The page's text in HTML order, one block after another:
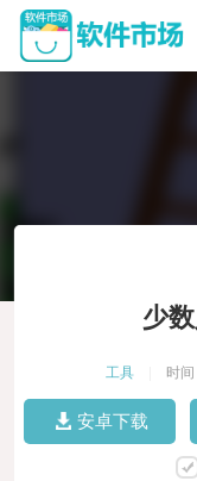
少
工具 时
安卓下载